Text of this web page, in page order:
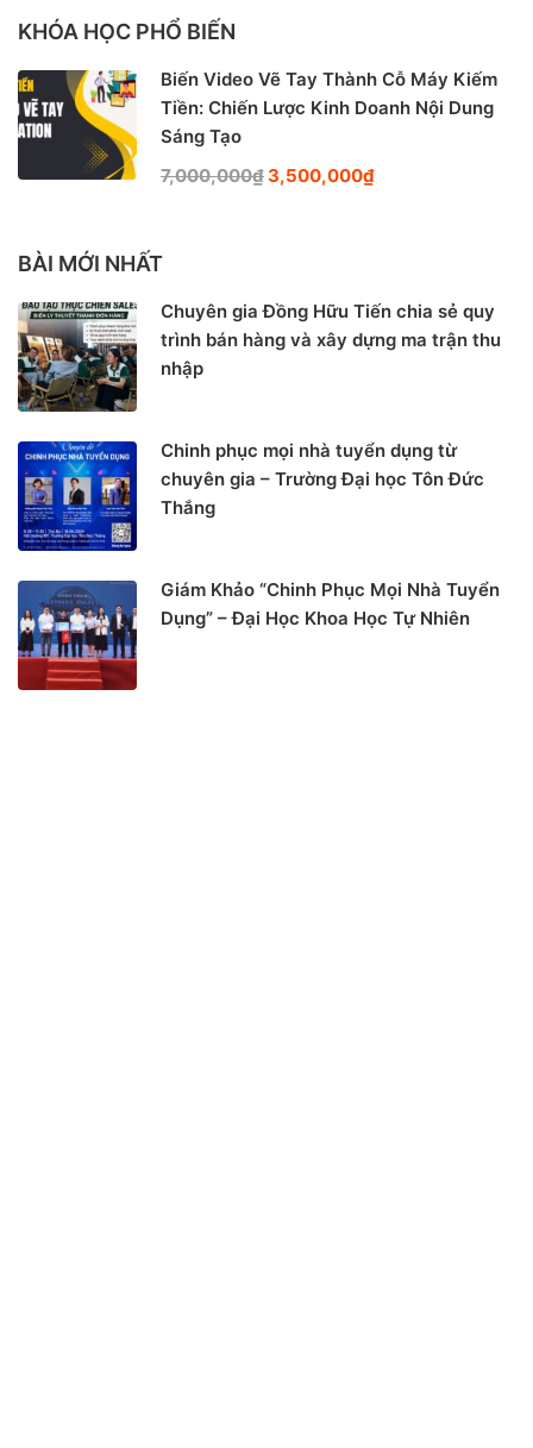
KHÓA HỌC PHỔ BIẾN
Biến Video Vẽ Tay Thành Cỗ Máy Kiếm
Tiền: Chiến Lược Kinh Doanh Nội Dung
Sáng Tạo
7,000,000₫3,500,000₫
BÀI MỚI NHẤT
Chuyên gia Đồng Hữu Tiến chia sẻ quy
trình bán hàng và xây dựng ma trận thu
nhập
Chinh phục mọi nhà tuyển dụng từ
chuyên gia – Trường Đại học Tôn Đức
Thắng
Giám Khảo “Chinh Phục Mọi Nhà Tuyển
Dụng” – Đại Học Khoa Học Tự Nhiên